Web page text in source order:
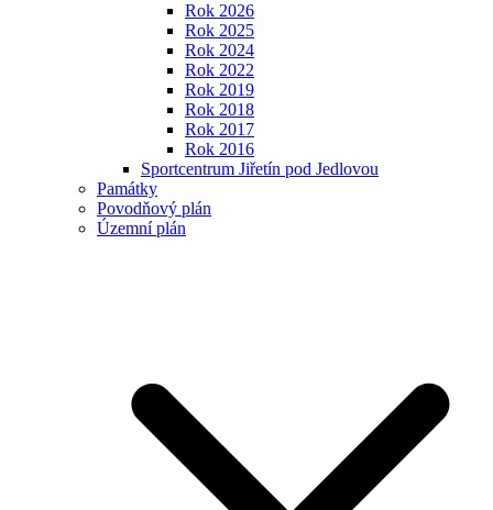
Rok 2026
Rok 2025
Rok 2024
Rok 2022
Rok 2019
Rok 2018
Rok 2017
Rok 2016
Sportcentrum Jiřetín pod Jedlovou
Památky
Povodňový plán
Územní plán